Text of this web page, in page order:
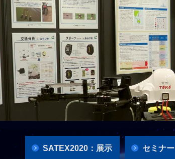
SATEX2020：展示 セミナー